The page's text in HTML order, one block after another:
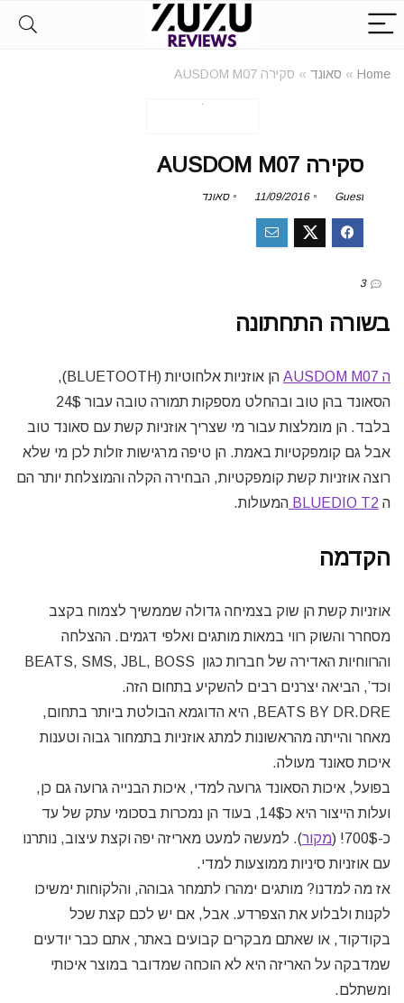
Home
» סאונד » סקירה AUSDOM M07
סקירה AUSDOM M07
Guest
11/09/2016 סאונד
3
בשורה התחתונה
ה AUSDOM M07
הן אוזניות אלחוטיות (BLUETOOTH),
הסאונד בהן טוב ובהחלט מספקות תמורה טובה עבור 24$
בלבד. הן מומלצות עבור מי שצריך אוזניות קשת עם סאונד טוב
אבל גם קומפקטיות באמת. הן טיפה מרגישות זולות לכן מי שלא
רוצה אוזניות קשת קומפקטיות, הבחירה הקלה והמוצלחת יותר הם
ה BLUEDIO T2 המעולות.
הקדמה
אוזניות קשת הן שוק בצמיחה גדולה שממשיך לצמוח בקצב
מסחרר והשוק רווי במאות מותגים ואלפי דגמים. ההצלחה
והרווחיות האדירה של חברות כגון BEATS, SMS, JBL, BOSS
וכד’, הביאה יצרנים רבים להשקיע בתחום הזה.
BEATS BY DR.DRE, היא הדוגמא הבולטת ביותר בתחום,
מאחר והייתה מהראשונות למתג אוזניות בתמחור גבוה וטענות
איכות סאונד מעולה.
בפועל, איכות הסאונד גרועה למדי, איכות הבנייה גרועה גם כן,
ועלות הייצור היא כ14$, בעוד הן נמכרות בסכומי עתק של עד
כ-700$! (
מקור). למעשה למעט מאריזה יפה וקצת עיצוב, נותרנו
עם אוזניות סיניות ממוצעות למדי.
אז מה למדנו? מותגים ימהרו לתמחר גבוהה, והלקוחות ימשיכו
לקנות ולבלוע את הצפרדע. אבל, אם יש לכם קצת שכל
בקודקוד, או שאתם מבקרים קבועים באתר, אתם כבר יודעים
שמדבקה על האריזה היא לא הוכחה שמדובר במוצר איכותי
ומשתלם.